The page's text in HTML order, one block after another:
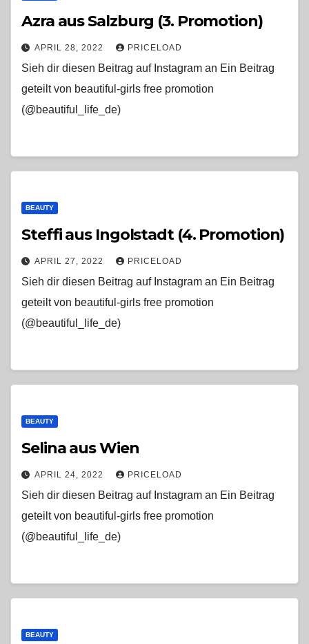
Azra aus Salzburg (3. Promotion)
APRIL 28, 2022 PRICELOAD
Sieh dir diesen Beitrag auf Instagram an Ein Beitrag
geteilt von beautiful-girls free promotion
(@beautiful_life_de)
BEAUTY
Steffi aus Ingolstadt (4. Promotion)
APRIL 27, 2022 PRICELOAD
Sieh dir diesen Beitrag auf Instagram an Ein Beitrag
geteilt von beautiful-girls free promotion
(@beautiful_life_de)
BEAUTY
Selina aus Wien
APRIL 24, 2022 PRICELOAD
Sieh dir diesen Beitrag auf Instagram an Ein Beitrag
geteilt von beautiful-girls free promotion
(@beautiful_life_de)
BEAUTY